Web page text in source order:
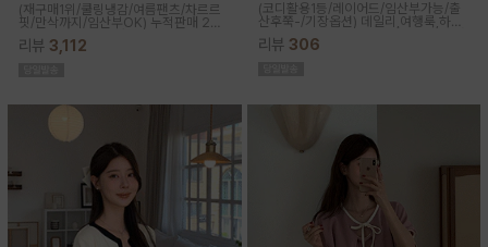
(재구매1위/쿨링냉감/여름팬츠/차르르
핏/만삭까지/임산부OK) 누적판매 2만
성이 뛰어나 쾌적한 착용감으로 여름시
리뷰 3,112
(코디활용1등/레이어드/임산부가능/출
산후쭉-/기장옵션) 데일리,여행룩,하객
룩,출근룩 OK! 하트넥 디자인으로 여성
스러움이 물씬 느껴지고 맥시한 기장감
리뷰 306